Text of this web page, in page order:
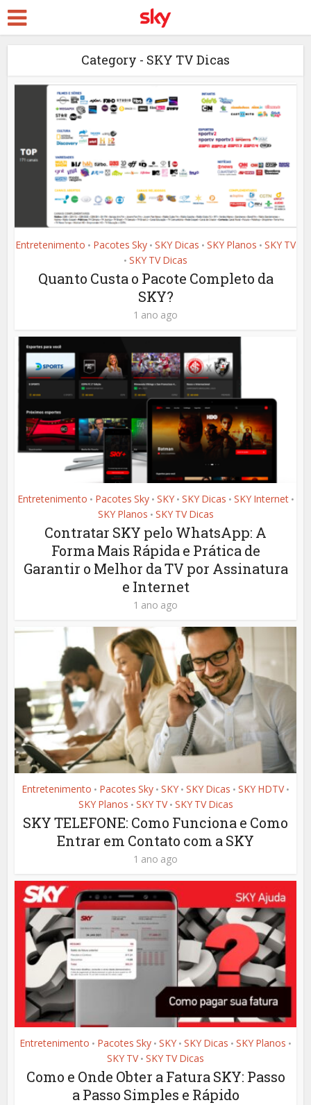
Category - SKY TV Dicas
Entretenimento • Pacotes Sky • SKY Dicas • SKY Planos • SKY TV
• SKY TV Dicas
Quanto Custa o Pacote Completo da
SKY?
1 ano ago
Entretenimento • Pacotes Sky • SKY • SKY Dicas • SKY Internet •
SKY Planos • SKY TV Dicas
Contratar SKY pelo WhatsApp: A
Forma Mais Rápida e Prática de
Garantir o Melhor da TV por Assinatura
e Internet
1 ano ago
Entretenimento • Pacotes Sky • SKY • SKY Dicas • SKY HDTV •
SKY Planos • SKY TV • SKY TV Dicas
SKY TELEFONE: Como Funciona e Como
Entrar em Contato com a SKY
1 ano ago
Entretenimento • Pacotes Sky • SKY • SKY Dicas • SKY Planos •
SKY TV • SKY TV Dicas
Como e Onde Obter a Fatura SKY: Passo
a Passo Simples e Rápido